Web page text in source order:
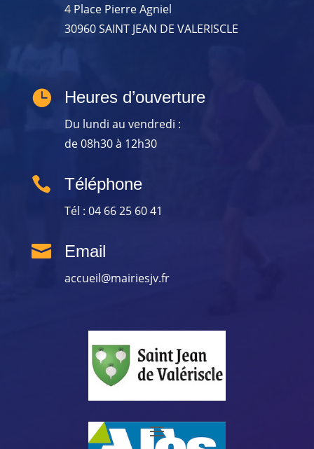
4 Place Pierre Agniel
30960 SAINT JEAN DE VALERISCLE
 Heures d’ouverture
Du lundi au vendredi :
de 08h30 à 12h30
 Téléphone
Tél : 04 66 25 60 41
 Email
accueil@mairiesjv.fr